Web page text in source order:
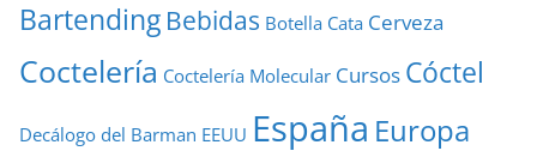
Bartending Bebidas Botella Cata Cerveza
Coctelería Coctelería Molecular Cursos Cóctel
Decálogo del Barman EEUU España Europa